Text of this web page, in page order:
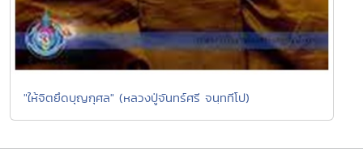
"ให้จิตยึดบุญกุศล" (หลวงปู่จันทร์ศรี จนฺททีโป)